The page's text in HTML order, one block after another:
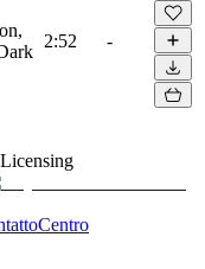
2:52 -
Centro